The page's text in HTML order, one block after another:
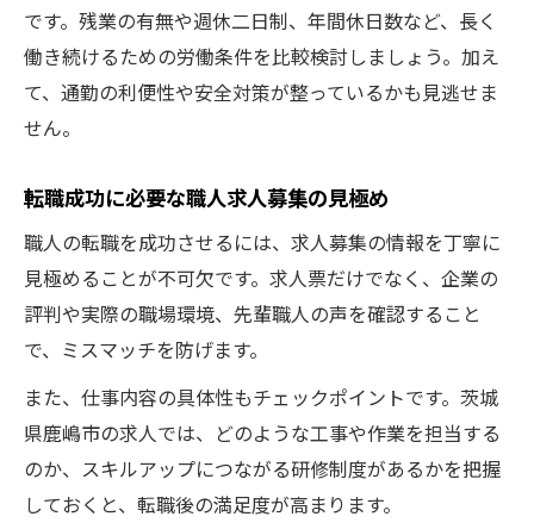
です。残業の有無や週休二日制、年間休日数など、長く
働き続けるための労働条件を比較検討しましょう。加え
て、通勤の利便性や安全対策が整っているかも見逃せま
せん。
転職成功に必要な職人求人募集の見極め
職人の転職を成功させるには、求人募集の情報を丁寧に
見極めることが不可欠です。求人票だけでなく、企業の
評判や実際の職場環境、先輩職人の声を確認すること
で、ミスマッチを防げます。
また、仕事内容の具体性もチェックポイントです。茨城
県鹿嶋市の求人では、どのような工事や作業を担当する
のか、スキルアップにつながる研修制度があるかを把握
しておくと、転職後の満足度が高まります。